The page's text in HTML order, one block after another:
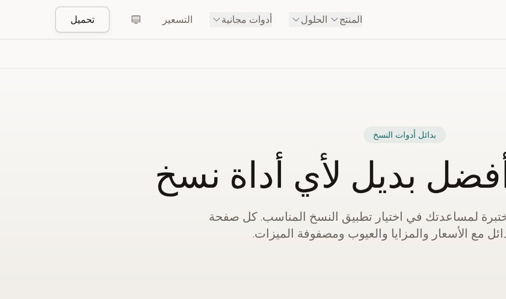
المنتج الحلول أدوات مجانية التسعير تحميل
بدائل أدوات النسخ
بديل لأي أداة نسخ
لمساعدتك في اختيار تطبيق النسخ المناسب. كل صفحة